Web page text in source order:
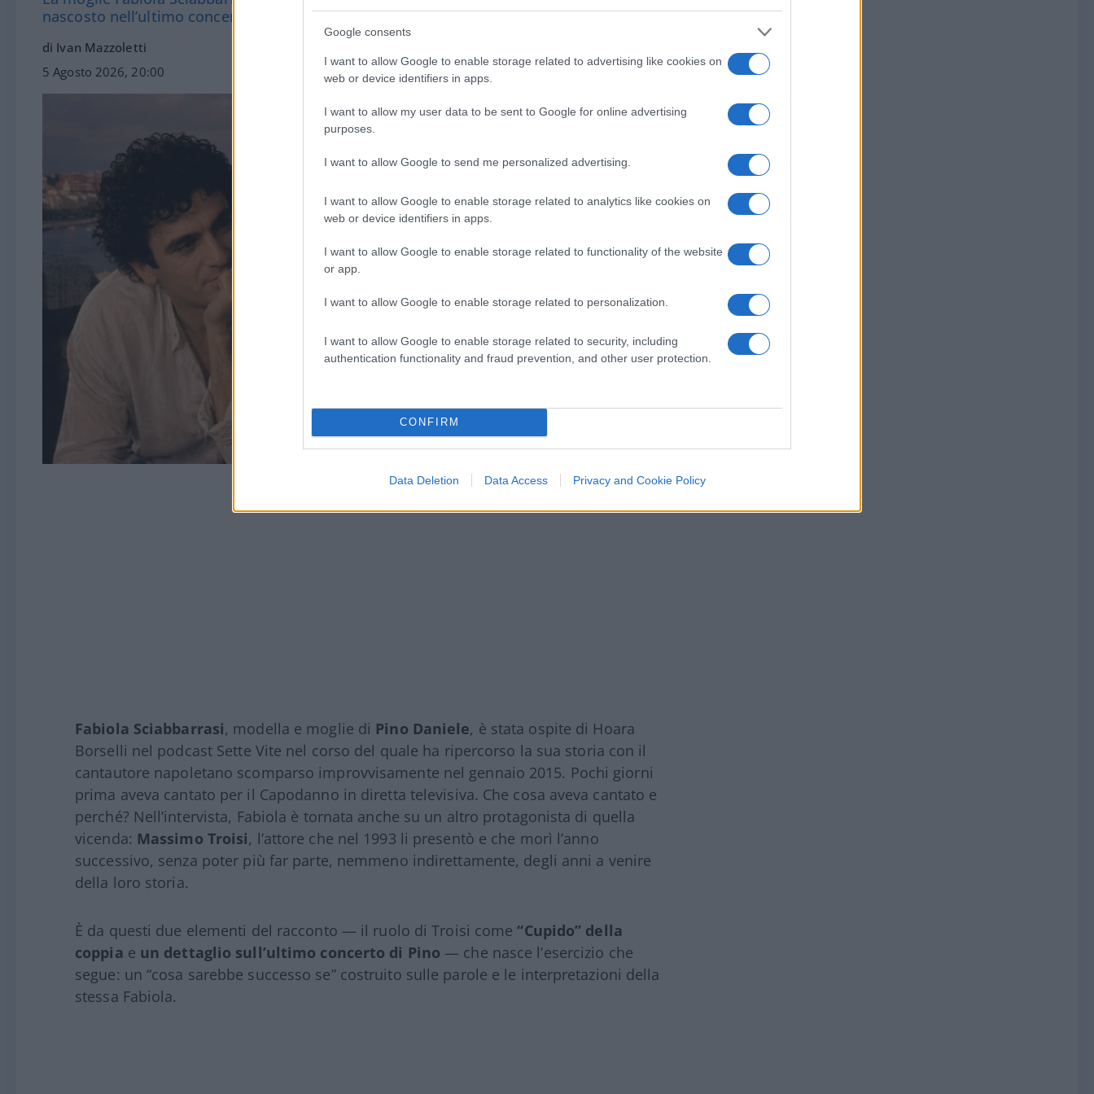
Google consents
I want to allow Google to enable storage related to advertising like cookies on
web or device identifiers in apps.
I want to allow my user data to be sent to Google for online advertising
purposes.
I want to allow Google to send me personalized advertising.
I want to allow Google to enable storage related to analytics like cookies on
web or device identifiers in apps.
I want to allow Google to enable storage related to functionality of the website
or app.
I want to allow Google to enable storage related to personalization.
I want to allow Google to enable storage related to security, including
authentication functionality and fraud prevention, and other user protection.
CONFIRM
Data Deletion Data Access Privacy and Cookie Policy
nascosto nell’ultimo concerto del cantautore
di Ivan Mazzoletti
5 Agosto 2026, 20:00
1.4kVisualizzazioni 0commenti
Fabiola Sciabbarrasi, modella e moglie di Pino Daniele, è stata ospite di Hoara
Borselli nel podcast Sette Vite nel corso del quale ha ripercorso la sua storia con il
cantautore napoletano scomparso improvvisamente nel gennaio 2015. Pochi giorni
prima aveva cantato per il Capodanno in diretta televisiva. Che cosa aveva cantato e
perché? Nell’intervista, Fabiola è tornata anche su un altro protagonista di quella
vicenda: Massimo Troisi, l’attore che nel 1993 li presentò e che morì l’anno
successivo, senza poter più far parte, nemmeno indirettamente, degli anni a venire
della loro storia.
È da questi due elementi del racconto — il ruolo di Troisi come“Cupido” della
coppia e un dettaglio sull’ultimo concerto di Pino — che nasce l’esercizio che
segue: un “cosa sarebbe successo se” costruito sulle parole e le interpretazioni della
stessa Fabiola.